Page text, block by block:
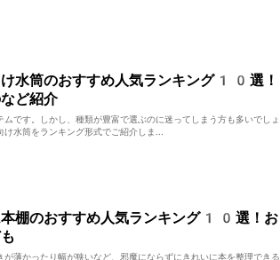
け水筒のおすすめ人気ランキング10選！
ど紹介
です。しかし、種類が豊富で選ぶのに迷ってしまう方も多いでしょ
水筒をランキング形式でご紹介しま...
本棚のおすすめ人気ランキング10選！お
薄かったり幅が狭いなど、邪魔にならずにきれいに本を整理できる